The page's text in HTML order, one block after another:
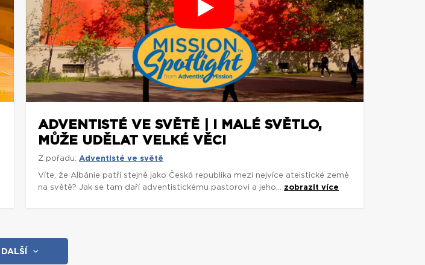
ADVENTISTÉ VE SVĚTĚ | I MALÉ SVĚTLO,
MŮŽE UDĚLAT VELKÉ VĚCI
Z pořadu: Adventisté ve světě
Víte, že Albánie patří stejně jako Česká republika mezi nejvíce ateistické země
na světě? Jak se tam daří adventistickému pastorovi a jeho... zobrazit více
DALŠÍ